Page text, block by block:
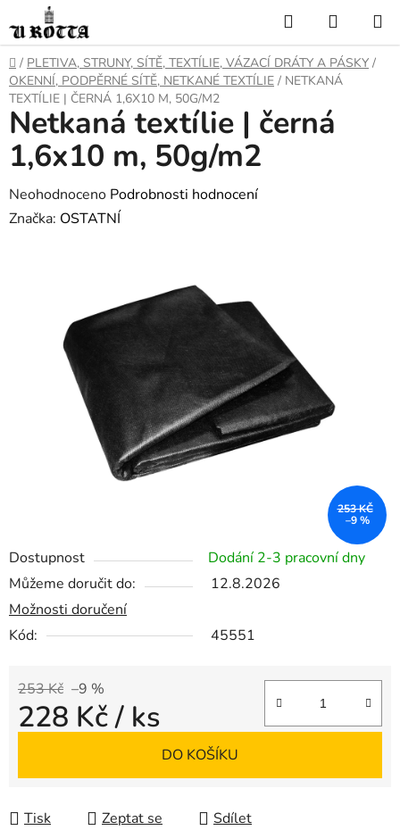
na
obsah
Hledat
KOŠÍK
DOMŮ
/ PLETIVA, STRUNY, SÍTĚ, TEXTÍLIE, VÁZACÍ DRÁTY A PÁSKY /
OKENNÍ, PODPĚRNÉ SÍTĚ, NETKANÉ TEXTÍLIE / NETKANÁ
TEXTÍLIE | ČERNÁ 1,6X10 M, 50G/M2
Dostupnost
Dodání 2-3 pracovní dny
Můžeme doručit do:
12.8.2026
Možnosti doručení
Kód:
45551
253 Kč –9 %
228 Kč/ ks
DO KOŠÍKU
Tisk Zeptat se Sdílet
Netkaná textílie | černá
1,6x10 m, 50g/m2
Průměrné
hodnocení
hvězdiček.
Neohodnoceno Podrobnosti hodnocení
Značka: OSTATNÍ
253 KČ
–9 %